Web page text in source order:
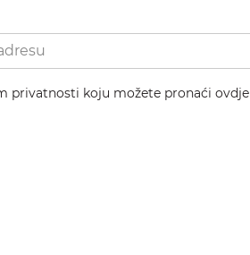
privatnosti koju možete pronaći ovdje